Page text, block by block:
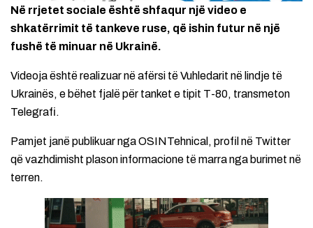
Në rrjetet sociale është shfaqur një video e
shkatërrimit të tankeve ruse, që ishin futur në një
fushë të minuar në Ukrainë.
Videoja është realizuar në afërsi të Vuhledarit në lindje të
Ukrainës, e bëhet fjalë për tanket e tipit T-80, transmeton
Telegrafi.
Pamjet janë publikuar nga OSINTehnical, profil në Twitter
që vazhdimisht plason informacione të marra nga burimet në
terren.